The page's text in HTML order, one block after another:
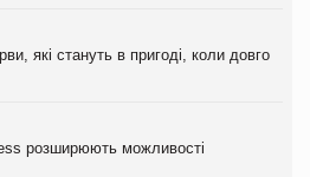
які стануть в пригоді, коли довго
розширюють можливості